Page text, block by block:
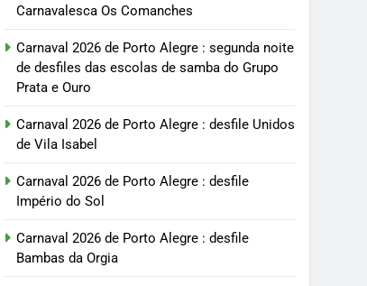
Carnavalesca Os Comanches
Carnaval 2026 de Porto Alegre : segunda noite
de desfiles das escolas de samba do Grupo
Prata e Ouro
Carnaval 2026 de Porto Alegre : desfile Unidos
de Vila Isabel
Carnaval 2026 de Porto Alegre : desfile
Império do Sol
Carnaval 2026 de Porto Alegre : desfile
Bambas da Orgia